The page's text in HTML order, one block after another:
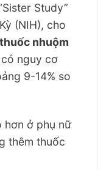
Study”
(NIH), cho
thuốc nhuộm
nguy cơ
9-14% so
hơn ở phụ nữ
thêm thuốc